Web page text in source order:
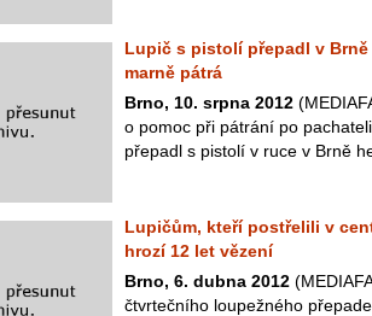
Lupič s pistolí přepadl v
marně pátrá
Brno, 10. srpna 2012
o pomoc při pátrání po
přepadl s pistolí v ruce v Brně
Lupičům, kteří postřelili v
hrozí 12 let vězení
Brno, 6. dubna 2012
čtvrtečního loupežného